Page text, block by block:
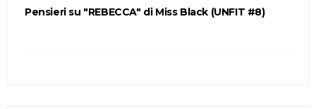
Pensieri su "REBECCA" di Miss Black (UNFIT #8)